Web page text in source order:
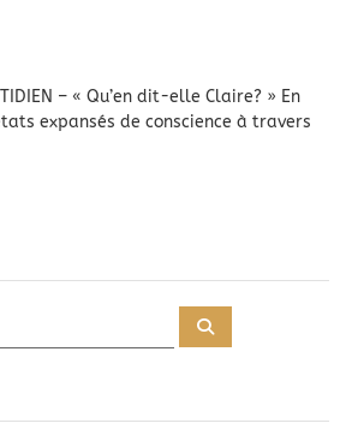
– « Qu’en dit-elle Claire? » En
expansés de conscience à travers
R
c